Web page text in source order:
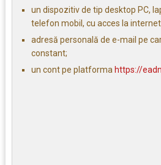
un dispozitiv de tip desktop PC,
telefon mobil, cu acces la
adresă personală de e-mail pe
constant;
un cont pe platforma https://